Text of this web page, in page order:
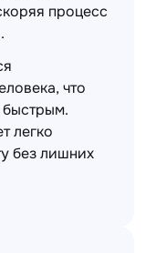
процесс
что
быстрым.
легко
без лишних